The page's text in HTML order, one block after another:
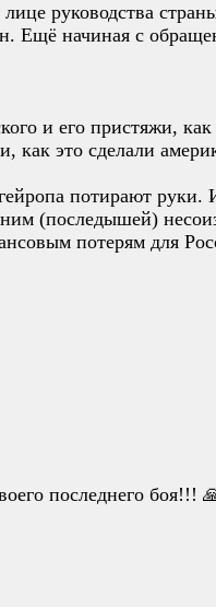
руководства
Ещё начиная с
и его пристяжи, как
как это сделали
потирают руки.
(последышей)
потерям для
последнего боя!!!